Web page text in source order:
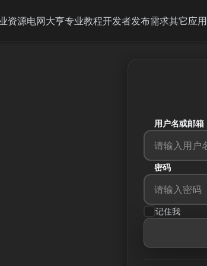
资源电网大亨专业教程开发者发布需求其它应用
用户名或邮箱
密码
记住我